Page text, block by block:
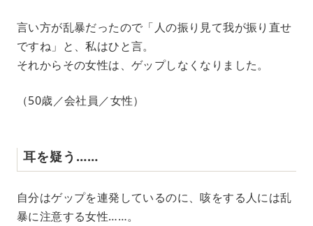
言い方が乱暴だったので「人の振り見て我が振り直せ
ですね」と、私はひと言。
それからその女性は、ゲップしなくなりました。
（50歳／会社員／女性）
耳を疑う……
自分はゲップを連発しているのに、咳をする人には乱
暴に注意する女性……。